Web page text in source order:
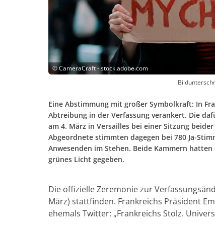
©CameraCraft - stock.adobe.com
Eine Abstimmung mit großer Symbolkraft: In
Abtreibung in der Verfassung verankert. Die
am 4. März in Versailles bei einer Sitzung
Abgeordnete stimmten dagegen bei 780 Ja-
Anwesenden im Stehen. Beide Kammern
grünes Licht gegeben.
Die offizielle Zeremonie zur
März) stattfinden. Frankreichs Präsident
ehemals Twitter: „Frankreichs Stolz.